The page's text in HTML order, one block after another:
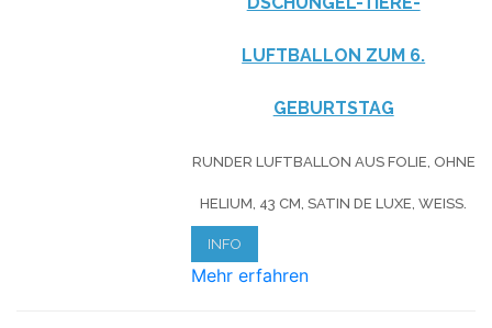
LUFTBALLON ZUM 6.
GEBURTSTAG
RUNDER LUFTBALLON AUS FOLIE, OHNE
HELIUM, 43 CM, SATIN DE LUXE, WEISS.
INFO
Mehr erfahren